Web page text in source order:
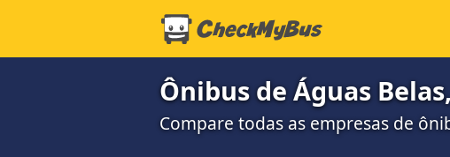
Ônibus de Águas
Compare todas as empresas de